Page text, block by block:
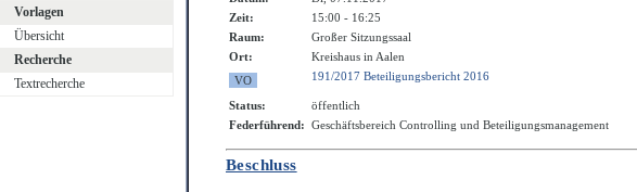
Vorlagen
Übersicht
Recherche
Textrecherche
Zeit:
15:00 - 16:25
Raum:
Großer Sitzungssaal
Ort:
Kreishaus in Aalen
191/2017 Beteiligungsbericht 2016
Status:
öffentlich
Federführend: Geschäftsbereich Controlling und Beteiligungsmanagement
Beschluss